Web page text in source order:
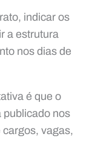
indicar os
a estrutura
nos dias de
é que o
publicado nos
vagas,